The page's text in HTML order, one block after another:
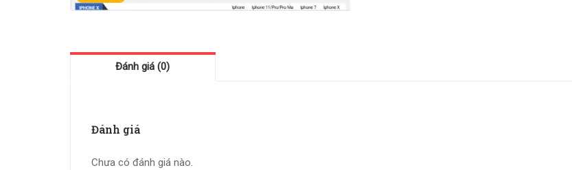
Đánh giá (0)
Đánh giá
Chưa có đánh giá nào.